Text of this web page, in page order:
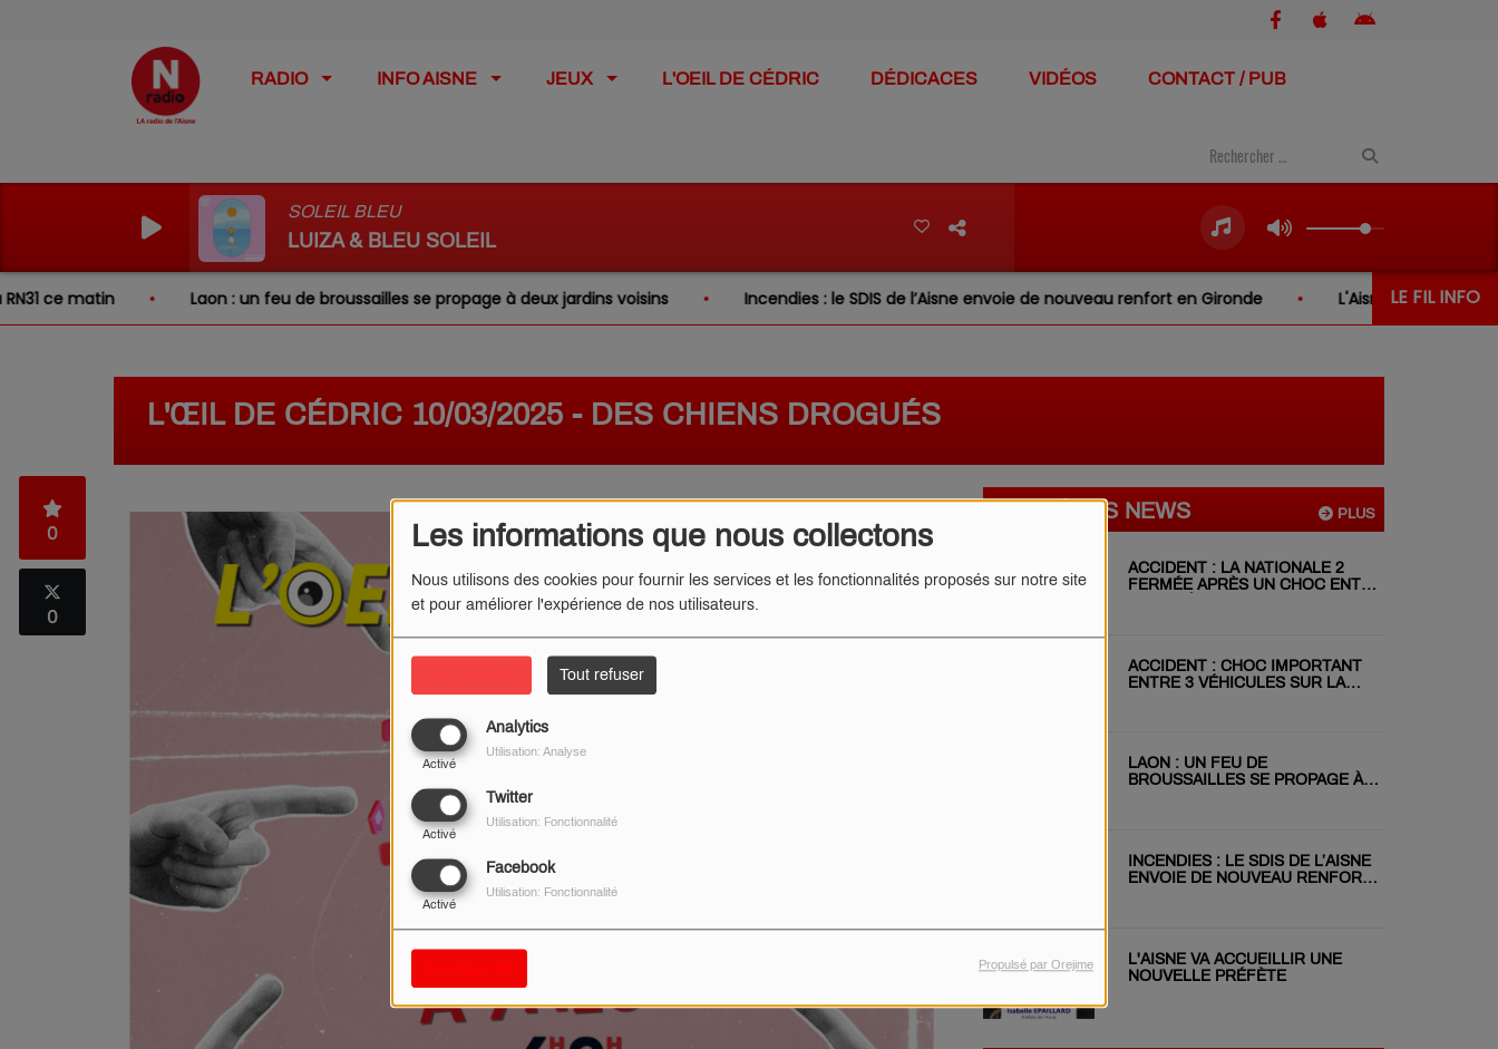
Les informations que nous collectons
Nous utilisons des cookies pour fournir les services et les fonctionnalités proposés sur notre site
et pour améliorer l'expérience de nos utilisateurs.
Tout refuser
Analytics
Activé
Utilisation: Analyse
Twitter
Activé
Utilisation: Fonctionnalité
Facebook
Activé
Utilisation: Fonctionnalité
Propulsé par Orejime
RADIO INFO AISNE JEUX L'OEIL DE CÉDRIC DÉDICACES VIDÉOS CONTACT / PUB
SOLEIL BLEU
LUIZA & BLEU SOLEIL
LE FIL INFO
ce matin Laon : un feu de broussailles se propage à deux jardins voisins Incendies : le SDIS de l’Aisne envoie de nouveau renfort en Gironde L'Aisne va accueillir une
L'ŒIL DE CÉDRIC 10/03/2025 - DES CHIENS DROGUÉS
0
0
PLUS
DERNIÈRES NEWS
ACCIDENT : LA NATIONALE 2
FERMÉE APRÈS UN CHOC ENTRE
ACCIDENT : CHOC IMPORTANT
ENTRE 3 VÉHICULES SUR LA
LAON : UN FEU DE
BROUSSAILLES SE PROPAGE À
INCENDIES : LE SDIS DE L’AISNE
ENVOIE DE NOUVEAU RENFORT
L'AISNE VA ACCUEILLIR UNE
NOUVELLE PRÉFÈTE